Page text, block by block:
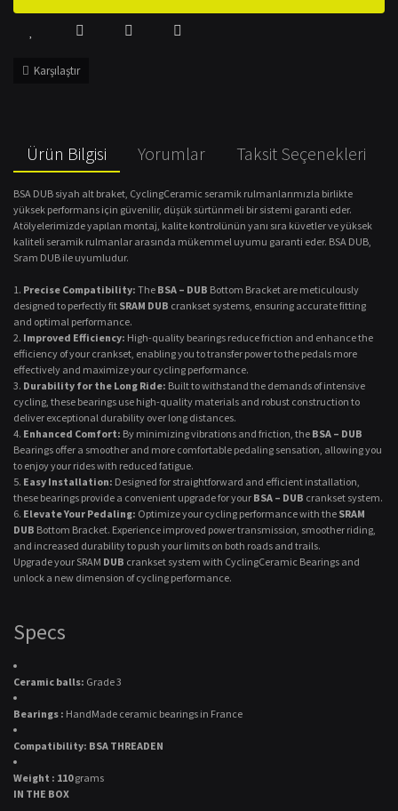
Karşılaştır
Ürün Bilgisi Yorumlar Taksit Seçenekleri
BSA DUB siyah alt braket, CyclingCeramic seramik rulmanlarımızla birlikte
yüksek performans için güvenilir, düşük sürtünmeli bir sistemi garanti eder.
Atölyelerimizde yapılan montaj, kalite kontrolünün yanı sıra küvetler ve yüksek
kaliteli seramik rulmanlar arasında mükemmel uyumu garanti eder. BSA DUB,
Sram DUB ile uyumludur.
Precise Compatibility: The BSA – DUB Bottom Bracket are meticulously
designed to perfectly fit SRAM DUB crankset systems, ensuring accurate fitting
and optimal performance.
Improved Efficiency: High-quality bearings reduce friction and enhance the
efficiency of your crankset, enabling you to transfer power to the pedals more
effectively and maximize your cycling performance.
Durability for the Long Ride: Built to withstand the demands of intensive
cycling, these bearings use high-quality materials and robust construction to
deliver exceptional durability over long distances.
Enhanced Comfort: By minimizing vibrations and friction, the BSA – DUB
Bearings offer a smoother and more comfortable pedaling sensation, allowing you
to enjoy your rides with reduced fatigue.
Easy Installation: Designed for straightforward and efficient installation,
these bearings provide a convenient upgrade for your BSA – DUB crankset system.
Elevate Your Pedaling: Optimize your cycling performance with the SRAM
DUB Bottom Bracket. Experience improved power transmission, smoother riding,
and increased durability to push your limits on both roads and trails.
Upgrade your SRAM DUB crankset system with CyclingCeramic Bearings and
unlock a new dimension of cycling performance.
Specs
Ceramic balls: Grade 3
Bearings : HandMade ceramic bearings in France
Compatibility: BSA THREADEN
Weight : 110grams
IN THE BOX